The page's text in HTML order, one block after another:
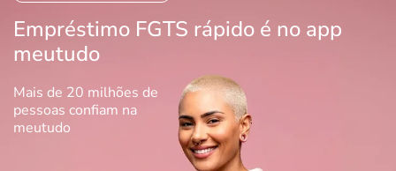
Empréstimo FGTS rápido é no app
meutudo
Mais de 20 milhões de
pessoas confiam na
meutudo